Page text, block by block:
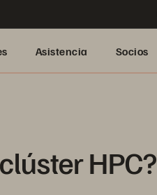
Asistencia Socios
HPC?